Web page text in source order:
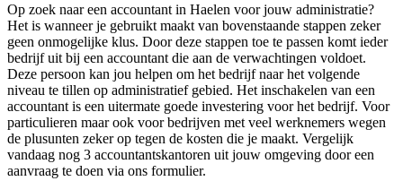
Op zoek naar een accountant in Haelen voor jouw administratie?
Het is wanneer je gebruikt maakt van bovenstaande stappen zeker
geen onmogelijke klus. Door deze stappen toe te passen komt ieder
bedrijf uit bij een accountant die aan de verwachtingen voldoet.
Deze persoon kan jou helpen om het bedrijf naar het volgende
niveau te tillen op administratief gebied. Het inschakelen van een
accountant is een uitermate goede investering voor het bedrijf. Voor
particulieren maar ook voor bedrijven met veel werknemers wegen
de plusunten zeker op tegen de kosten die je maakt. Vergelijk
vandaag nog 3 accountantskantoren uit jouw omgeving door een
aanvraag te doen via ons formulier.